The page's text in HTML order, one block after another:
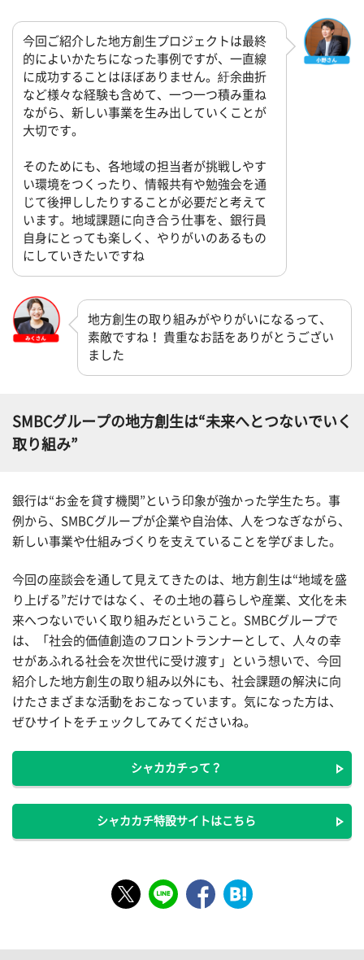
今回ご紹介した地方創生プロジェクトは最終
的によいかたちになった事例ですが、一直線
に成功することはほぼありません。紆余曲折
など様々な経験も含めて、一つ一つ積み重ね
ながら、新しい事業を生み出していくことが
大切です。
そのためにも、各地域の担当者が挑戦しやす
い環境をつくったり、情報共有や勉強会を通
じて後押ししたりすることが必要だと考えて
います。地域課題に向き合う仕事を、銀行員
自身にとっても楽しく、やりがいのあるもの
にしていきたいですね
地方創生の取り組みがやりがいになるって、
素敵ですね！ 貴重なお話をありがとうござい
ました
SMBCグループの地方創生は“未来へとつないでいく
取り組み”
銀行は“お金を貸す機関”という印象が強かった学生たち。事
例から、SMBCグループが企業や自治体、人をつなぎながら、
新しい事業や仕組みづくりを支えていることを学びました。
今回の座談会を通して見えてきたのは、地方創生は“地域を盛
り上げる”だけではなく、その土地の暮らしや産業、文化を未
来へつないでいく取り組みだということ。SMBCグループで
は、「社会的価値創造のフロントランナーとして、人々の幸
せがあふれる社会を次世代に受け渡す」という想いで、今回
紹介した地方創生の取り組み以外にも、社会課題の解決に向
けたさまざまな活動をおこなっています。気になった方は、
ぜひサイトをチェックしてみてくださいね。
シャカカチって？
シャカカチ特設サイトはこちら